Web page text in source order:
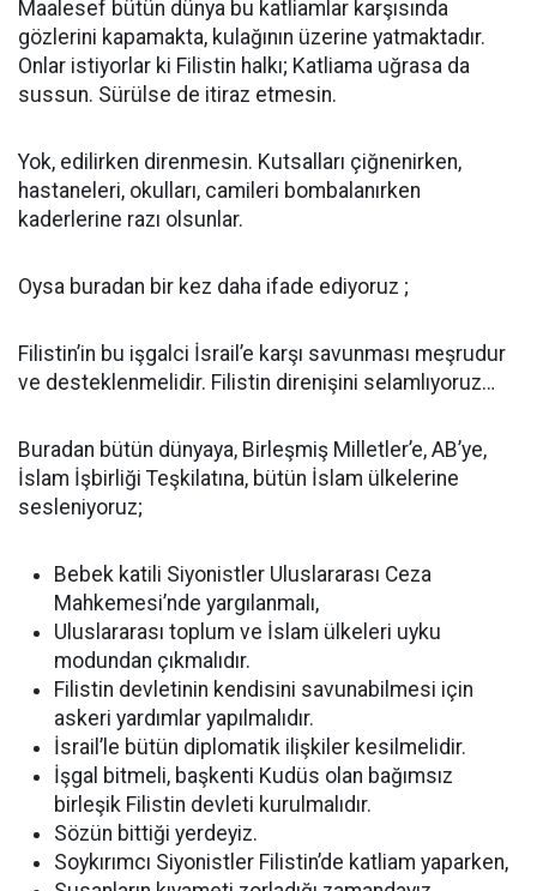
Maalesef bütün dünya bu katliamlar karşısında
gözlerini kapamakta, kulağının üzerine yatmaktadır.
Onlar istiyorlar ki Filistin halkı; Katliama uğrasa da
sussun. Sürülse de itiraz etmesin.
Yok, edilirken direnmesin. Kutsalları çiğnenirken,
hastaneleri, okulları, camileri bombalanırken
kaderlerine razı olsunlar.
Oysa buradan bir kez daha ifade ediyoruz ;
Filistin’in bu işgalci İsrail’e karşı savunması meşrudur
ve desteklenmelidir. Filistin direnişini selamlıyoruz…
Buradan bütün dünyaya, Birleşmiş Milletler’e, AB’ye,
İslam İşbirliği Teşkilatına, bütün İslam ülkelerine
sesleniyoruz;
Bebek katili Siyonistler Uluslararası Ceza
Mahkemesi’nde yargılanmalı,
Uluslararası toplum ve İslam ülkeleri uyku
modundan çıkmalıdır.
Filistin devletinin kendisini savunabilmesi için
askeri yardımlar yapılmalıdır.
İsrail’le bütün diplomatik ilişkiler kesilmelidir.
İşgal bitmeli, başkenti Kudüs olan bağımsız
birleşik Filistin devleti kurulmalıdır.
Sözün bittiği yerdeyiz.
Soykırımcı Siyonistler Filistin’de katliam yaparken,